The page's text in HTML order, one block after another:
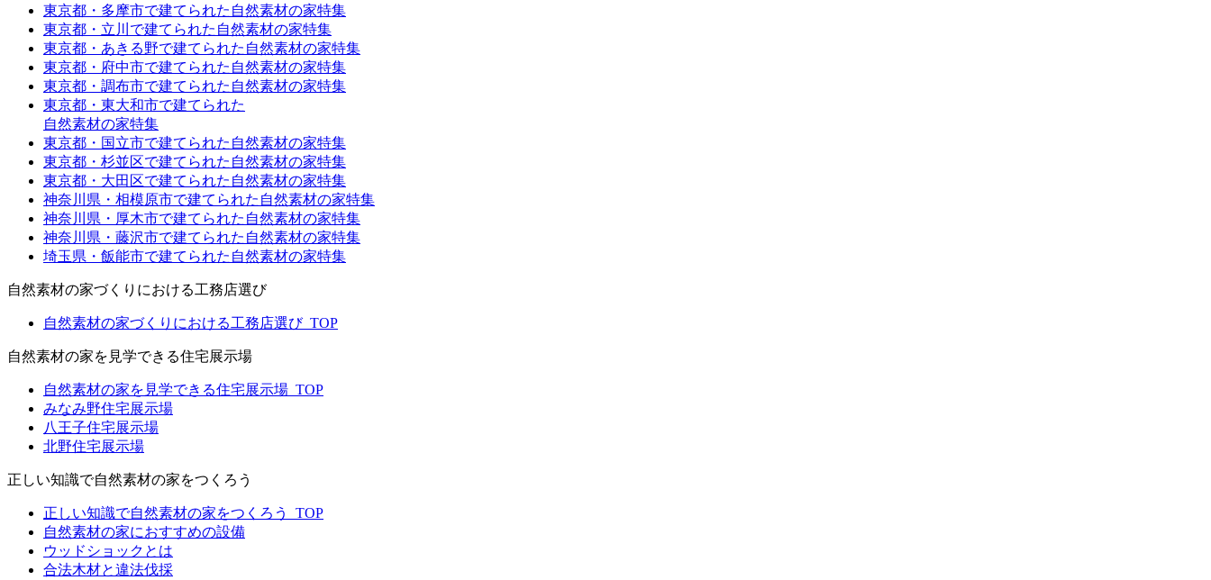
東京都・多摩市で建てられた自然素材の家特集
東京都・立川で建てられた自然素材の家特集
東京都・あきる野で建てられた自然素材の家特集
東京都・府中市で建てられた自然素材の家特集
東京都・調布市で建てられた自然素材の家特集
東京都・東大和市で建てられた
自然素材の家特集
東京都・国立市で建てられた自然素材の家特集
東京都・杉並区で建てられた自然素材の家特集
東京都・大田区で建てられた自然素材の家特集
神奈川県・相模原市で建てられた自然素材の家特集
神奈川県・厚木市で建てられた自然素材の家特集
神奈川県・藤沢市で建てられた自然素材の家特集
埼玉県・飯能市で建てられた自然素材の家特集
自然素材の家づくりにおける工務店選び
自然素材の家づくりにおける工務店選び_TOP
自然素材の家を見学できる住宅展示場
自然素材の家を見学できる住宅展示場_TOP
みなみ野住宅展示場
八王子住宅展示場
北野住宅展示場
正しい知識で自然素材の家をつくろう
正しい知識で自然素材の家をつくろう_TOP
自然素材の家におすすめの設備
ウッドショックとは
合法木材と違法伐採